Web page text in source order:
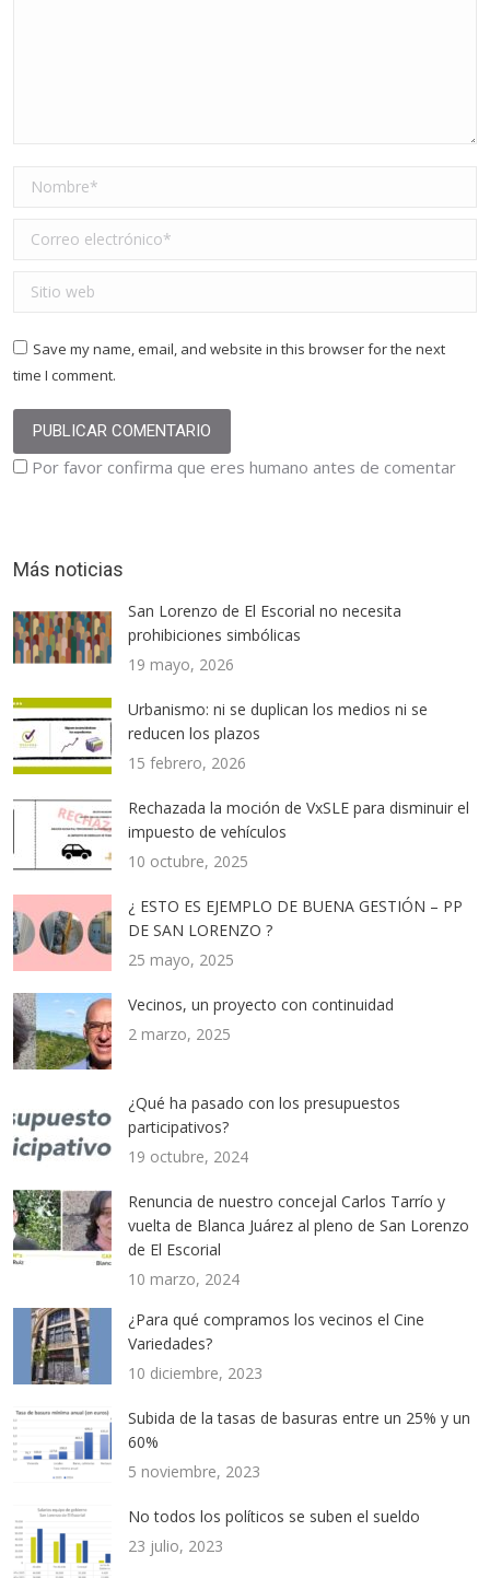
Nombre *
Correo electrónico *
Sitio web
Save my name, email, and website in this browser for the next
time I comment.
PUBLICAR COMENTARIO
Por favor confirma que eres humano antes de comentar
Más noticias
San Lorenzo de El Escorial no necesita
prohibiciones simbólicas
19 mayo, 2026
Urbanismo: ni se duplican los medios ni se
reducen los plazos
15 febrero, 2026
Rechazada la moción de VxSLE para disminuir el
impuesto de vehículos
10 octubre, 2025
¿ ESTO ES EJEMPLO DE BUENA GESTIÓN – PP
DE SAN LORENZO ?
25 mayo, 2025
Vecinos, un proyecto con continuidad
2 marzo, 2025
¿Qué ha pasado con los presupuestos
participativos?
19 octubre, 2024
Renuncia de nuestro concejal Carlos Tarrío y
vuelta de Blanca Juárez al pleno de San Lorenzo
de El Escorial
10 marzo, 2024
¿Para qué compramos los vecinos el Cine
Variedades?
10 diciembre, 2023
Subida de la tasas de basuras entre un 25% y un
60%
5 noviembre, 2023
No todos los políticos se suben el sueldo
23 julio, 2023